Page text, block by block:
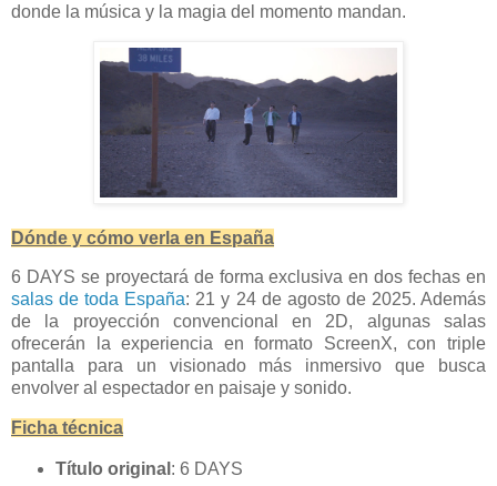
donde la música y la magia del momento mandan.
Dónde y cómo verla en España
6 DAYS se proyectará de forma exclusiva en dos fechas en
salas de toda España: 21 y 24 de agosto de 2025. Además
de la proyección convencional en 2D, algunas salas
ofrecerán la experiencia en formato ScreenX, con triple
pantalla para un visionado más inmersivo que busca
envolver al espectador en paisaje y sonido.
Ficha técnica
Título original : 6 DAYS